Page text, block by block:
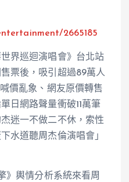
2665185
界巡迴演唱會》台北站
票後，吸引超過89萬人
價亂象、網友原價轉售
日網路聲量衝破11萬筆
迷一不做二不休，索性
水道聽周杰倫演唱會」
》輿情分析系統來看周